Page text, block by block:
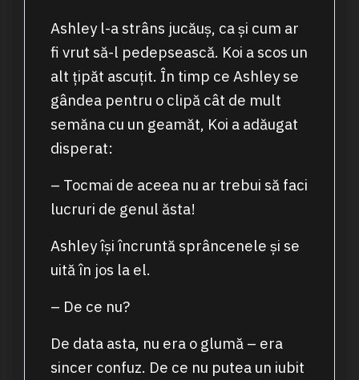
Ashley l-a strâns jucăuș, ca și cum ar
fi vrut să-l pedepsească. Koi a scos un
alt țipăt ascuțit. În timp ce Ashley se
gândea pentru o clipă cât de mult
semăna cu un geamăt, Koi a adăugat
disperat:
– Tocmai de aceea nu ar trebui să faci
lucruri de genul ăsta!
Ashley își încruntă sprâncenele și se
uită în jos la el.
– De ce nu?
De data asta, nu era o glumă – era
sincer confuz. De ce nu putea un iubit